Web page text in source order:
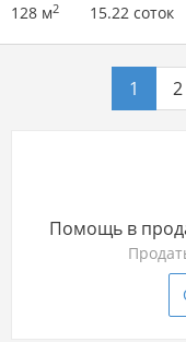
128 м2 15.22 соток
1 2
Помощь в